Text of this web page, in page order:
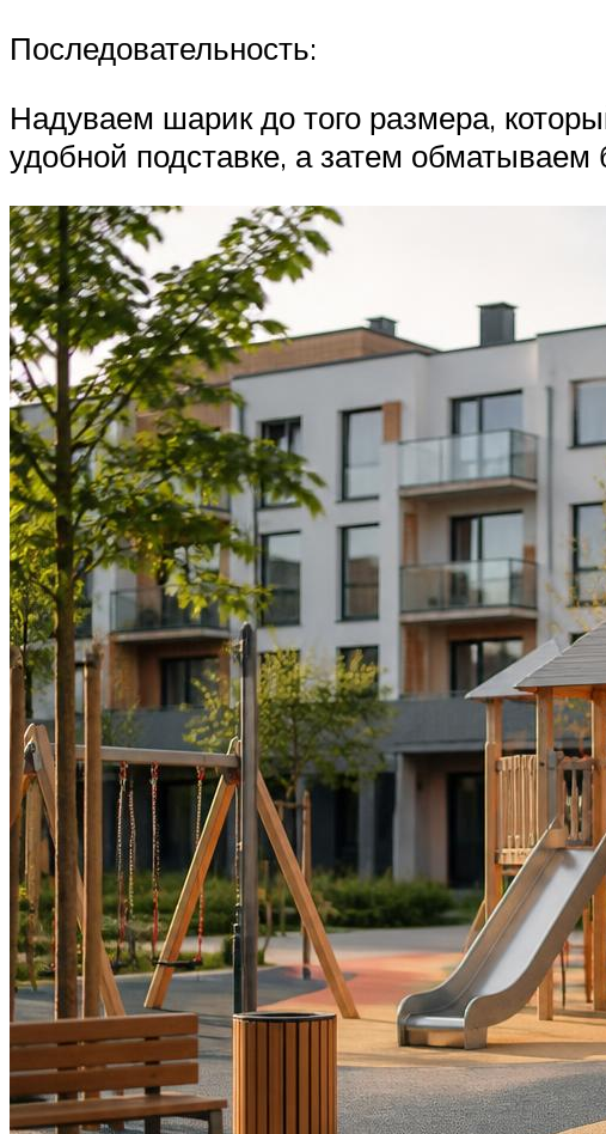
Последовательность:
Надуваем шарик до того размера,
удобной подставке, а затем